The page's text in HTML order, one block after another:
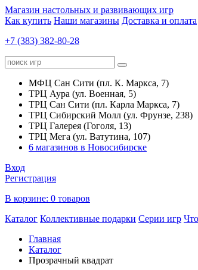
Магазин настольных и развивающих игр
Как купить Наши магазины Доставка и оплата
+7 (383) 382-80-28
МФЦ Сан Сити (пл. К. Маркса, 7)
ТРЦ Аура (ул. Военная, 5)
ТРЦ Сан Сити (пл. Карла Маркса, 7)
ТРЦ Сибирский Молл (ул. Фрунзе, 238)
ТРЦ Галерея (Гоголя, 13)
ТРЦ Мега (ул. Ватутина, 107)
6 магазинов в Новосибирске
Вход
Регистрация
В корзине: 0 товаров
Каталог Коллективные подарки Серии игр
Главная
Каталог
Прозрачный квадрат